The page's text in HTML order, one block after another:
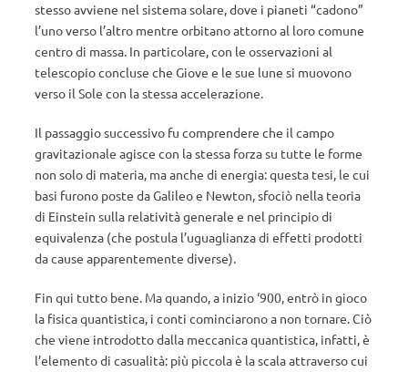
stesso avviene nel sistema solare, dove i pianeti “cadono”
l’uno verso l’altro mentre orbitano attorno al loro comune
centro di massa. In particolare, con le osservazioni al
telescopio concluse che Giove e le sue lune si muovono
verso il Sole con la stessa accelerazione.
Il passaggio successivo fu comprendere che il campo
gravitazionale agisce con la stessa forza su tutte le forme
non solo di materia, ma anche di energia: questa tesi, le cui
basi furono poste da Galileo e Newton, sfociò nella teoria
di Einstein sulla relatività generale e nel principio di
equivalenza (che postula l’uguaglianza di effetti prodotti
da cause apparentemente diverse).
Fin qui tutto bene. Ma quando, a inizio ‘900, entrò in gioco
la fisica quantistica, i conti cominciarono a non tornare. Ciò
che viene introdotto dalla meccanica quantistica, infatti, è
l’elemento di casualità: più piccola è la scala attraverso cui